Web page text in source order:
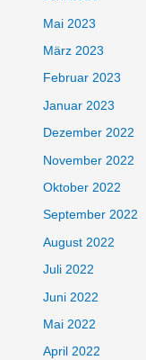
Mai 2023
März 2023
Februar 2023
Januar 2023
Dezember 2022
November 2022
Oktober 2022
September 2022
August 2022
Juli 2022
Juni 2022
Mai 2022
April 2022